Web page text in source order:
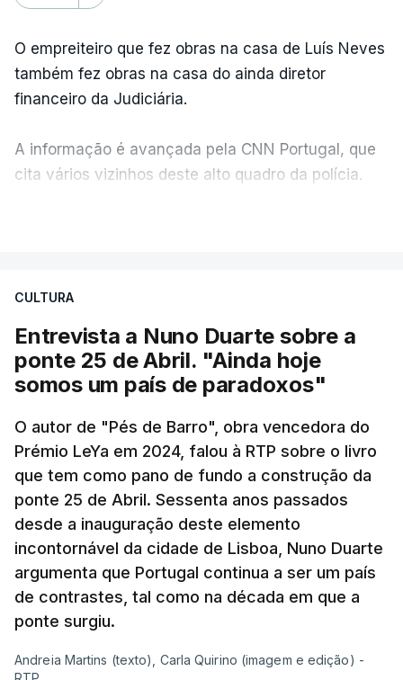
O empreiteiro que fez obras na casa de Luís Neves
também fez obras na casa do ainda diretor
financeiro da Judiciária.
A informação é avançada pela CNN Portugal, que
cita vários vizinhos deste alto quadro da polícia.
apreendido numa operação de droga.
CULTURA
Entrevista a Nuno Duarte sobre a
ponte 25 de Abril. "Ainda hoje
somos um país de paradoxos"
O autor de "Pés de Barro", obra vencedora do
Prémio LeYa em 2024, falou à RTP sobre o livro
que tem como pano de fundo a construção da
ponte 25 de Abril. Sessenta anos passados
desde a inauguração deste elemento
incontornável da cidade de Lisboa, Nuno Duarte
argumenta que Portugal continua a ser um país
de contrastes, tal como na década em que a
ponte surgiu.
Andreia Martins (texto), Carla Quirino (imagem e edição) -